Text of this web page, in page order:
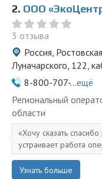
2. ООО
3 отзыва
Россия,
Луначарского, 122,
8-800-707-...ещё
Региональный
области
Хочу сказать
устраивает работа
Узнать больше